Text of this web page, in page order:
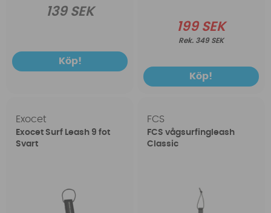
139 SEK
Köp!
199 SEK
349 SEK
Köp!
Exocet
Exocet Surf Leash 9 fot
Svart
FCS
FCS vågsurfingleash
Classic